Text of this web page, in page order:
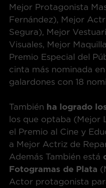
Mejor Protagonista
Fernández), Mejor
Segura), Mejor
Visuales, Mejor
Premio Especial del
cinta más nominada
galardones con 18
También ha logrado
los que optaba (Mejor
el Premio al Cine y
a Mejor Actriz de
Además También está
Fotogramas de Plata
Actor protagonista